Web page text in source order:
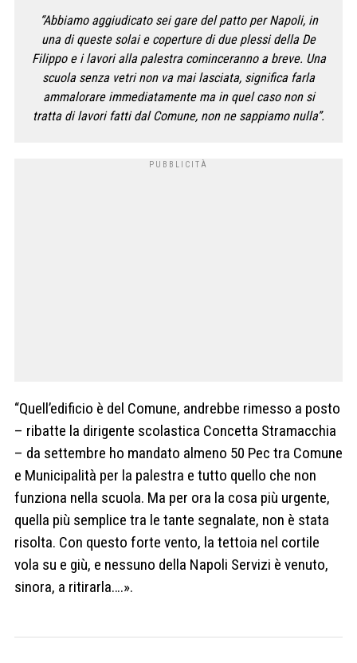
“Abbiamo aggiudicato sei gare del patto per Napoli, in
una di queste solai e coperture di due plessi della De
Filippo e i lavori alla palestra cominceranno a breve. Una
scuola senza vetri non va mai lasciata, significa farla
ammalorare immediatamente ma in quel caso non si
tratta di lavori fatti dal Comune, non ne sappiamo nulla”.
“Quell’edificio è del Comune, andrebbe rimesso a posto
– ribatte la dirigente scolastica Concetta Stramacchia
– da settembre ho mandato almeno 50 Pec tra Comune
e Municipalità per la palestra e tutto quello che non
funziona nella scuola. Ma per ora la cosa più urgente,
quella più semplice tra le tante segnalate, non è stata
risolta. Con questo forte vento, la tettoia nel cortile
vola su e giù, e nessuno della Napoli Servizi è venuto,
sinora, a ritirarla….».